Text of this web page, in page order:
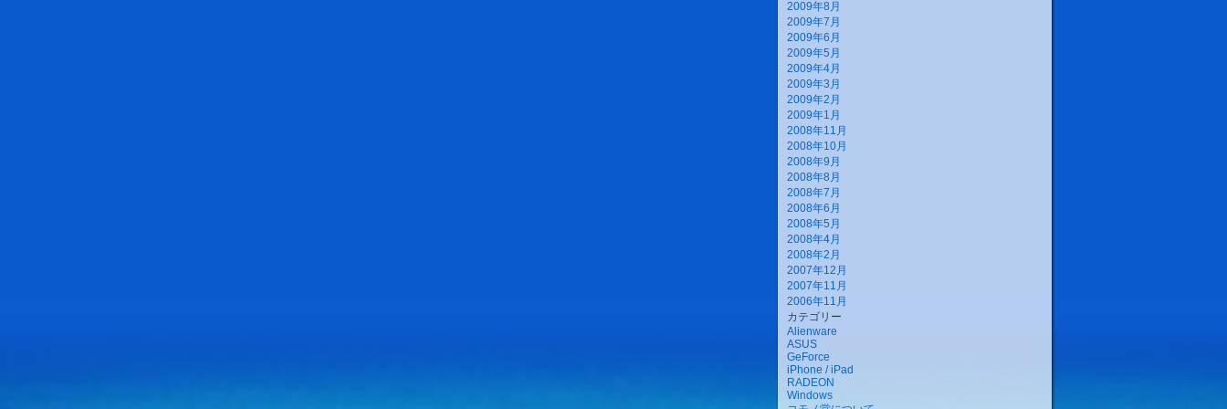
2009年8月
2009年7月
2009年6月
2009年5月
2009年4月
2009年3月
2009年2月
2009年1月
2008年11月
2008年10月
2008年9月
2008年8月
2008年7月
2008年6月
2008年5月
2008年4月
2008年2月
2007年12月
2007年11月
2006年11月
カテゴリー
Alienware
ASUS
GeForce
iPhone / iPad
RADEON
Windows